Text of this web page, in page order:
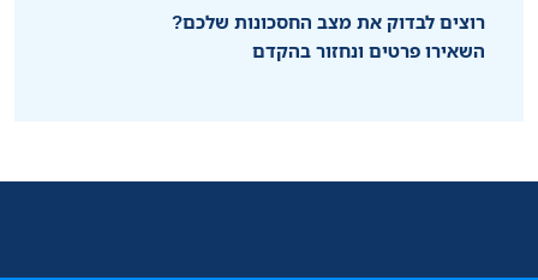
רוצים לבדוק את מצב החסכונות שלכם?
השאירו פרטים ונחזור בהקדם